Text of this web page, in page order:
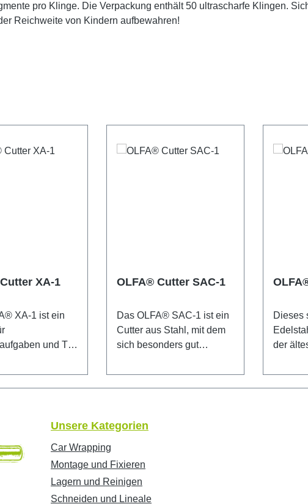
pro Klinge. Die Verpackung enthält 50 ultrascharfe Klingen.
Reichweite von Kindern aufbewahren!
XA-1
XA-1 ist ein
und Teil
Serie
des
OLFA® Cutter SAC-1
Das OLFA® SAC-1 ist ein
Cutter aus Stahl, mit dem
sich besonders gut
lassen. Durch sein
ultraschlankes Design und
Messer bei professionellen
Werbetechnikern äußerst
beliebt. Das SAC-1 verfügt
Dieses
der
der
OLFA®
Unsere Kategorien
Car Wrapping
Montage und Fixieren
Lagern und Reinigen
Schneiden und Lineale